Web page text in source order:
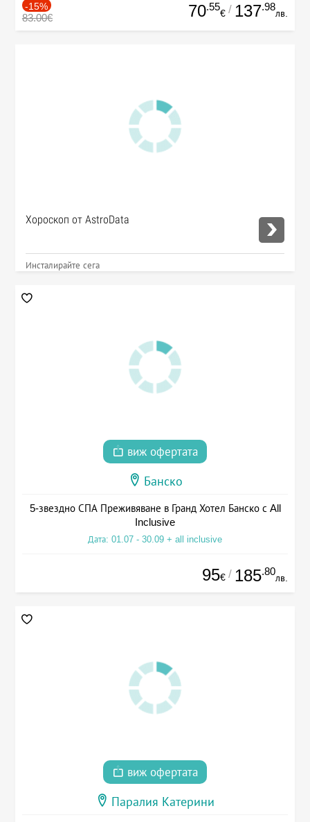
-15%
83.00€ 70.55
€ / 137.98
лв.
Хороскоп от AstroData
Инсталирайте сега
виж офертата
Банско
5-звездно СПА Преживяване в Гранд Хотел Банско с All
Inclusive
Дата: 01.07 - 30.09 + all inclusive
95€ / 185.80
лв.
виж офертата
Паралия Катерини